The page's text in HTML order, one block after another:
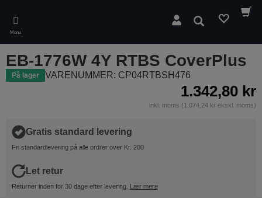
main
content
Menu
Søg
EB-1776W 4Y RTBS CoverPlus
På lager VARENUMMER: CP04RTBSH476
1.342,80 kr
inkl. moms (1.074,24 kr ekskl. moms)
Gratis standard levering
Fri standardlevering på alle ordrer over Kr. 200
Let retur
Returner inden for 30 dage efter levering. Lær mere